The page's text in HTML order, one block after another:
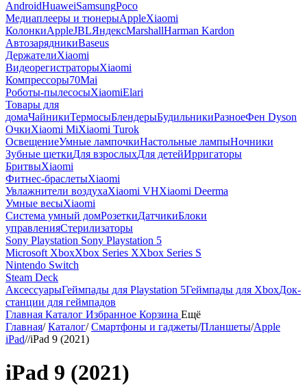
AndroidHuaweiSamsungPoco
Медиаплееры и тюнерыAppleXiaomi
КолонкиAppleJBLЯндексMarshallHarman Kardon
АвтозарядникиBaseus
ДержателиXiaomi
ВидеорегистраторыXiaomi
Компрессоры70Mai
Роботы-пылесосыXiaomiElari
Товары для
домаЧайникиТермосыБлендерыБудильникиРазноеФен Dyson
ОчкиXiaomi MiXiaomi Turok
ОсвещениеУмные лампочкиНастольные лампыНочники
Зубные щеткиДля взрослыхДля детейИрригаторы
БритвыXiaomi
Фитнес-браслетыXiaomi
Увлажнители воздухаXiaomi VHXiaomi Deerma
Умные весыXiaomi
Система умный домРозеткиДатчикиБлоки
управленияСтерилизаторы
Sony Playstation Sony Playstation 5
Microsoft XboxXbox Series XXbox Series S
Nintendo Switch
Steam Deck
АксессуарыГеймпады для Playstation 5Геймпады для XboxДок-
станции для геймпадов
Главная Каталог Избранное Корзина Ещё
Главная/ Каталог/ Смартфоны и гаджеты/Планшеты/Apple
iPad//iPad 9 (2021)
iPad 9 (2021)